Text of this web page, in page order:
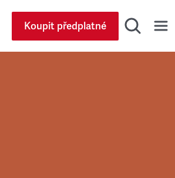
Koupit předplatné